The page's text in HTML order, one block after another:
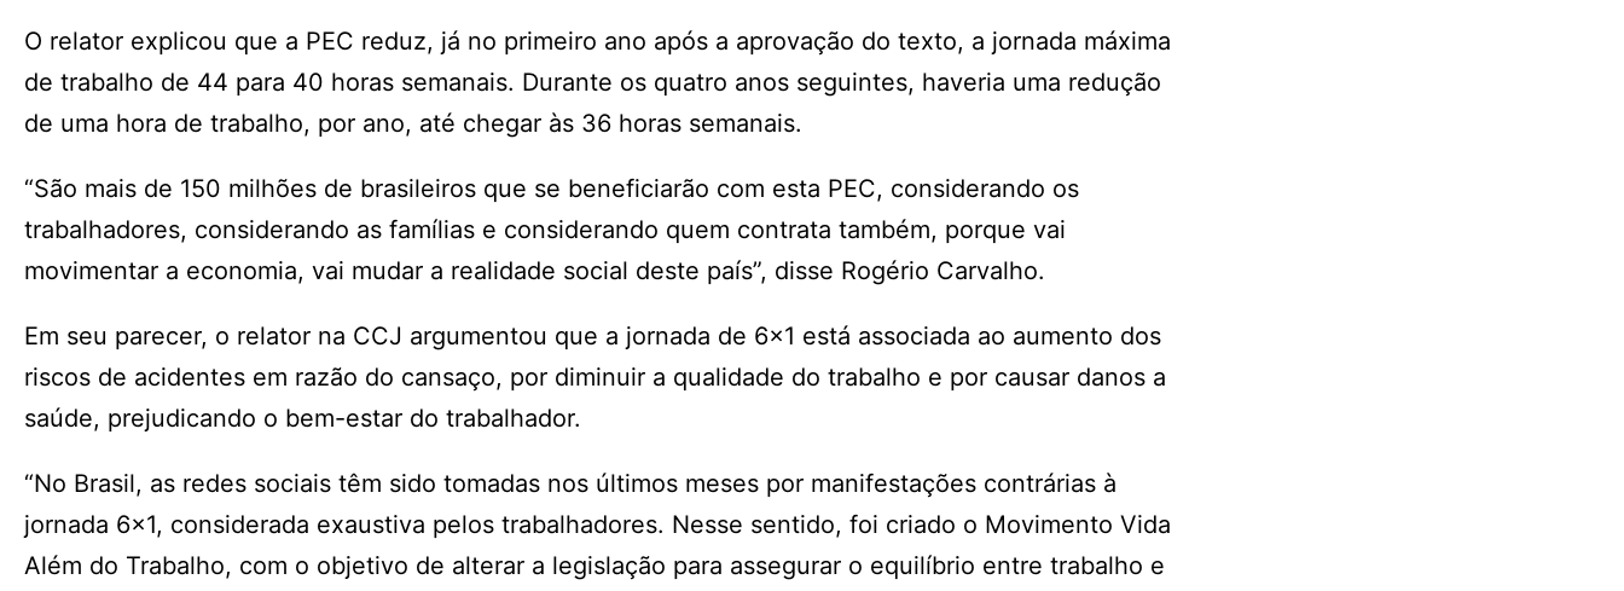
O relator explicou que a PEC reduz, já no primeiro ano após a aprovação do texto, a jornada máxima
de trabalho de 44 para 40 horas semanais. Durante os quatro anos seguintes, haveria uma redução
de uma hora de trabalho, por ano, até chegar às 36 horas semanais.
“São mais de 150 milhões de brasileiros que se beneficiarão com esta PEC, considerando os
trabalhadores, considerando as famílias e considerando quem contrata também, porque vai
movimentar a economia, vai mudar a realidade social deste país”, disse Rogério Carvalho.
Em seu parecer, o relator na CCJ argumentou que a jornada de 6×1 está associada ao aumento dos
riscos de acidentes em razão do cansaço, por diminuir a qualidade do trabalho e por causar danos a
saúde, prejudicando o bem-estar do trabalhador.
“No Brasil, as redes sociais têm sido tomadas nos últimos meses por manifestações contrárias à
jornada 6×1, considerada exaustiva pelos trabalhadores. Nesse sentido, foi criado o Movimento Vida
Além do Trabalho, com o objetivo de alterar a legislação para assegurar o equilíbrio entre trabalho e